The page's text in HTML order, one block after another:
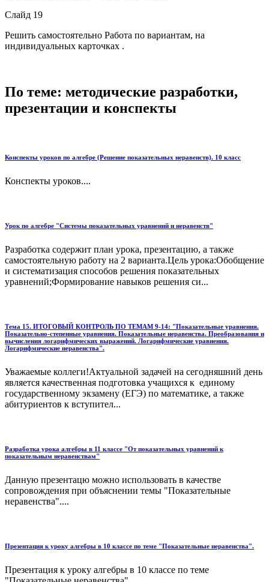
Слайд 19
Решить самостоятельно Работа по вариантам, на
индивидуальных карточках .
По теме: методические разработки,
презентации и конспекты
Конспекты уроков по алгебре (Решение показательных неравенств). 10 класс
Конспекты уроков....
Урок по алгебре "Системы показательных уравнений и неравенств"
Разработка содержит план урока, презентацию, а также
самостоятельную работу на 2 варианта.Цель урока:Обобщение
и систематизация способов решения показательных
уравнений;Формирование навыков решения си...
Тема 15. ИТОГОВЫЙ КОНТРОЛЬ ПО ТЕМАМ 9-14: "Показательные уравнения.
Показательно-степенные уравнения. Показательные неравенства. Преобразования и
вычисления логарифмических выражений. Логарифмические уравнения.
Логарифмические неравенства".
Уважаемые коллеги!Актуальной задачей на сегодняшний день
является качественная подготовка учащихся к единому
государственному экзамену (ЕГЭ) по математике, а также
абитуриентов к вступител...
Разработка урока алгебры в 11 классе "От показательных уравнений к
показательным неравенствам"
Данную презентацю можно использовать в качестве
сопровождения при объяснении темы "Показательные
неравенства"....
Презентация к уроку алгебры в 10 классе по теме "Показательные неравенства".
Презентация к уроку алгебры в 10 классе по теме